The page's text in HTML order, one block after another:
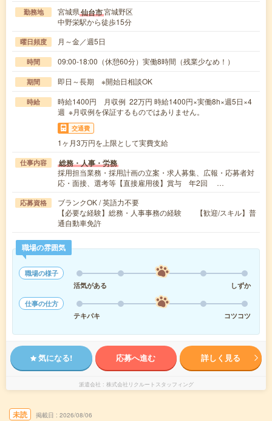
勤務地 宮城県仙台市宮城野区
中野栄駅から徒歩15分
曜日頻度 月～金／週5日
時間 09:00-18:00（休憩60分）実働8時間（残業少なめ！）
期間 即日～長期 ※開始日相談OK
時給
時給1400円 月収例 22万円 時給1400円×実働8h×週5日×4
週 ※月収例を保証するものではありません。
交通費
1ヶ月3万円を上限として実費支給
仕事内容 総務・人事・労務
採用担当業務・採用計画の立案・求人募集、広報・応募者対
応・面接、選考等【直接雇用後】賞与 年2回 …
応募資格
ブランクOK / 英語力不要
【必要な経験】総務・人事事務の経験 【歓迎/スキル】普
通自動車免許
職場の雰囲気
職場の様子
活気がある
しずか
仕事の仕方
テキパキ
コツコツ
気になる! 応募へ進む 詳しく見る
派遣会社 株式会社リクルートスタッフィング
未読 掲載日 2026/08/06